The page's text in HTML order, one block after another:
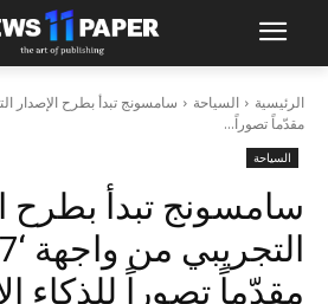
الرئيسية السياحة
مقدّماً تصوراً...
السياحة
سامسونج تبدأ بطرح
مقدّماً تصوراً للذكاء